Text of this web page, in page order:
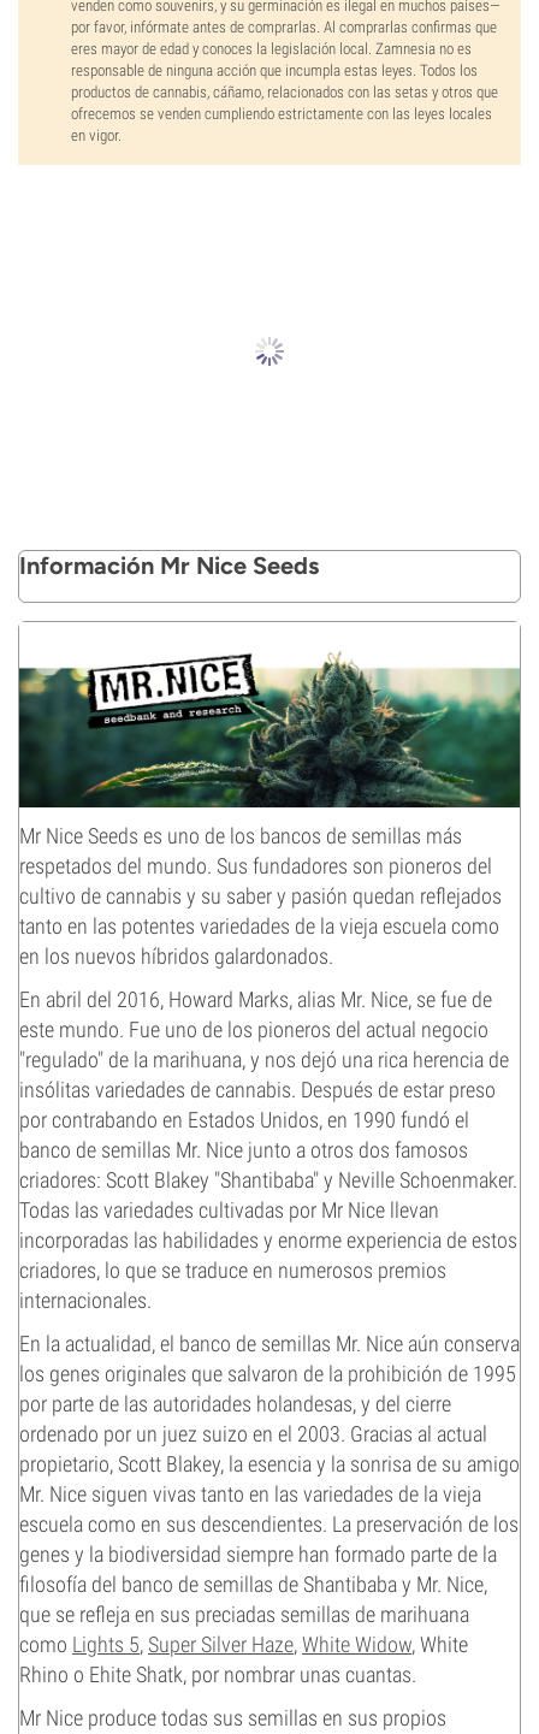
venden como souvenirs, y su germinación es ilegal en muchos países—
por favor, infórmate antes de comprarlas. Al comprarlas confirmas que
eres mayor de edad y conoces la legislación local. Zamnesia no es
responsable de ninguna acción que incumpla estas leyes. Todos los
productos de cannabis, cáñamo, relacionados con las setas y otros que
ofrecemos se venden cumpliendo estrictamente con las leyes locales
en vigor.
Información Mr Nice Seeds
Mr Nice Seeds es uno de los bancos de semillas más
respetados del mundo. Sus fundadores son pioneros del
cultivo de cannabis y su saber y pasión quedan reflejados
tanto en las potentes variedades de la vieja escuela como
en los nuevos híbridos galardonados.
En abril del 2016, Howard Marks, alias Mr. Nice, se fue de
este mundo. Fue uno de los pioneros del actual negocio
"regulado" de la marihuana, y nos dejó una rica herencia de
insólitas variedades de cannabis. Después de estar preso
por contrabando en Estados Unidos, en 1990 fundó el
banco de semillas Mr. Nice junto a otros dos famosos
criadores: Scott Blakey "Shantibaba" y Neville Schoenmaker.
Todas las variedades cultivadas por Mr Nice llevan
incorporadas las habilidades y enorme experiencia de estos
criadores, lo que se traduce en numerosos premios
internacionales.
En la actualidad, el banco de semillas Mr. Nice aún conserva
los genes originales que salvaron de la prohibición de 1995
por parte de las autoridades holandesas, y del cierre
ordenado por un juez suizo en el 2003. Gracias al actual
propietario, Scott Blakey, la esencia y la sonrisa de su amigo
Mr. Nice siguen vivas tanto en las variedades de la vieja
escuela como en sus descendientes. La preservación de los
genes y la biodiversidad siempre han formado parte de la
filosofía del banco de semillas de Shantibaba y Mr. Nice,
que se refleja en sus preciadas semillas de marihuana
como Lights 5, Super Silver Haze,White Widow, White
Rhino o Ehite Shatk, por nombrar unas cuantas.
Mr Nice produce todas sus semillas en sus propios